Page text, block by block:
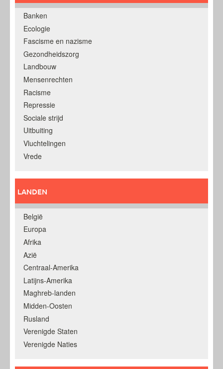
Banken
Ecologie
Fascisme en nazisme
Gezondheidszorg
Landbouw
Mensenrechten
Racisme
Repressie
Sociale strijd
Uitbuiting
Vluchtelingen
Vrede
LANDEN
België
Europa
Afrika
Azië
Centraal-Amerika
Latijns-Amerika
Maghreb-landen
Midden-Oosten
Rusland
Verenigde Staten
Verenigde Naties